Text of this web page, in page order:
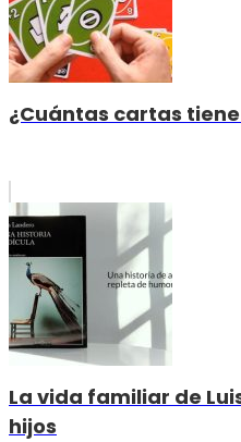
¿Cuántas cartas
La vida familiar de
hijos